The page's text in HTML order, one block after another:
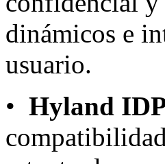
dinámicos e
usuario.
• Hyland